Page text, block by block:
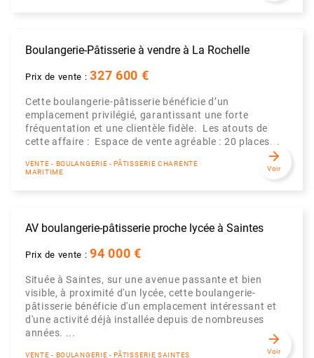
Boulangerie-Pâtisserie à vendre à La Rochelle
Prix de vente :327 600 €
Cette boulangerie-pâtisserie bénéficie d’un
emplacement privilégié, garantissant une forte
fréquentation et une clientèle fidèle. Les atouts de
cette affaire : Espace de vente agréable : 20 places...
VENTE - BOULANGERIE - PÂTISSERIE CHARENTE
MARITIME
arrow_forward
Voir
AV boulangerie-pâtisserie proche lycée à Saintes
Prix de vente :94 000 €
Située à Saintes, sur une avenue passante et bien
visible, à proximité d'un lycée, cette boulangerie-
pâtisserie bénéficie d'un emplacement intéressant et
d'une activité déjà installée depuis de nombreuses
années. ...
VENTE - BOULANGERIE - PÂTISSERIE SAINTES
arrow_forward
Voir